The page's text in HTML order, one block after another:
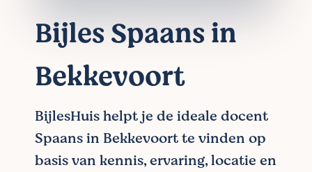
Bijles Spaans in
Bekkevoort
BijlesHuis helpt je de ideale docent
Spaans in Bekkevoort te vinden op
basis van kennis, ervaring, locatie en